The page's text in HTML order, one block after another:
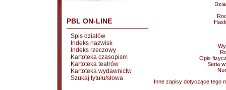
PBL ON-LINE
Spis działów
Indeks nazwisk
Indeks rzeczowy
Kartoteka czasopism
Kartoteka teatrów
Kartoteka wydawnictw
Szukaj tytułu/słowa
Opis
Seria
Inne zapisy dotyczące tego